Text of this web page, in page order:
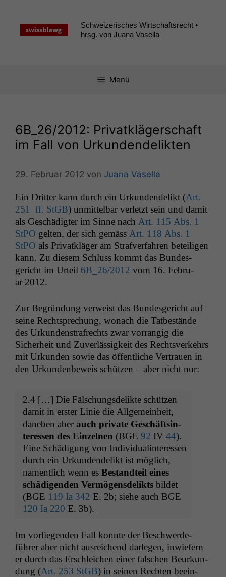
springen
Schweizerisches Wirtschaftsrecht •
hrsg. von Juana Vasella
Menü
6B_26/2012: Privatklägerschaft
im Fall von Urkundendelikten
29. Februar 2012 von Juana Vasella
Ein Drit­ter kann durch ein Urkun­den­de­likt (Art.
251 ff. StGB) unmit­tel­bar ver­let­zt sein und damit
als Geschädigter im Sinne nach Art. 115 Abs. 1
StPO gel­ten, der sich gemäss Art. 118 Abs. 1
StPO als Pri­vatk­läger am Strafver­fahren beteili­gen
kann. Zu diesem Schluss kommt das Bun­des­
gericht im Urteil 6B_26/2012 vom 16. Feb­ru­
ar 2012.
Zur Begrün­dung ver­weist das Bun­des­gericht auf
seine Recht­sprechung, wonach die Tatbestände
des Urkun­den­strafrechts zwar vor­rangig die
Sicher­heit und Zuver­läs­sigkeit des Rechtsverkehrs
mit Urkun­den sowie das öffentliche Ver­trauen in
den Urkun­den­be­weis schützen – aber nicht nur:
2.4 […] Die Fälschungs­de­lik­te schützen
damit in erster Lin­ie die All­ge­mein­heit,
daneben aber auch pri­vate Geschäftsin­
ter­essen des Einzel­nen (BGE 92 IV 44).
Eine Schädi­gung von Indi­vid­u­al­in­ter­essen
durch ein Urkun­den­de­likt ist möglich,
namentlich wenn es Bestandteil eines
schädi­gen­den Ver­mö­gens­de­lik­ts bildet
(BGE 119 Ia 342 E. 2b; siehe auch BGE
120 Ia 220 E. 3b).
Im vor­liegen­den Fall kon­nte der Beschw­erde­
führer aber nicht aus­re­ichend dar­legen, inwiefern
er durch das Erschle­ichen ein­er falschen Beurkun­
dung (Art. 253 StGB) in seinen Recht­en beein­